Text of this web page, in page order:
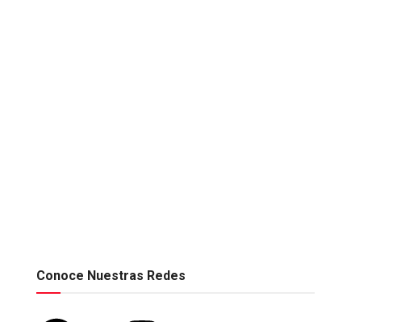
Conoce Nuestras Redes